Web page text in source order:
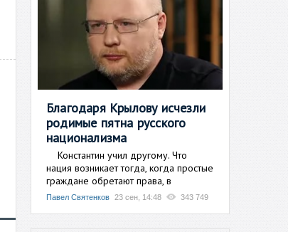
Благодаря Крылову исчезли
родимые пятна русского
национализма
Константин учил другому. Что
нация возникает тогда, когда простые
граждане обретают права, в
Павел Святенков 23 сен, 14:48 343 749